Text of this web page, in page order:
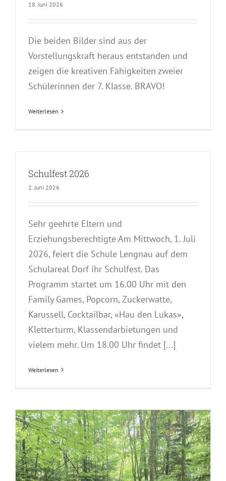
18. Juni 2026
Die beiden Bilder sind aus der
Vorstellungskraft heraus entstanden und
zeigen die kreativen Fähigkeiten zweier
Schülerinnen der 7. Klasse. BRAVO!
Weiterlesen
Schulfest 2026
2. Juni 2026
Sehr geehrte Eltern und
Erziehungsberechtigte Am Mittwoch, 1. Juli
2026, feiert die Schule Lengnau auf dem
Schulareal Dorf ihr Schulfest. Das
Programm startet um 16.00 Uhr mit den
Family Games, Popcorn, Zuckerwatte,
Karussell, Cocktailbar, «Hau den Lukas»,
Kletterturm, Klassendarbietungen und
vielem mehr. Um 18.00 Uhr findet [...]
Weiterlesen